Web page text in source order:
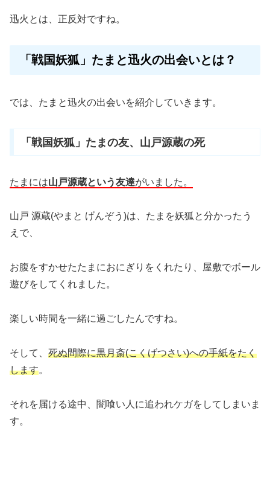
迅火とは、正反対ですね。
「戦国妖狐」たまと迅火の出会いとは？
では、たまと迅火の出会いを紹介していきます。
「戦国妖狐」たまの友、山戸源蔵の死
たまには山戸源蔵という友達がいました。
山戸 源蔵(やまと げんぞう)は、たまを妖狐と分かったう
えで、
お腹をすかせたたまにおにぎりをくれたり、屋敷でボール
遊びをしてくれました。
楽しい時間を一緒に過ごしたんですね。
そして、 死ぬ間際に黒月斎(こくげつさい)への手紙をたく
します。
それを届ける途中、闇喰い人に追われケガをしてしまいま
す。